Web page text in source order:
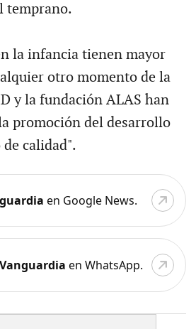
temprano.
la infancia tienen mayor
otro momento de la
y la fundación ALAS han
promoción del desarrollo
calidad".
en Google News.
Vanguardia en WhatsApp.